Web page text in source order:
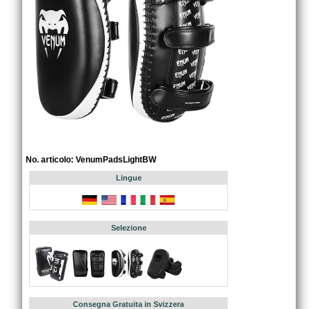
No. articolo: VenumPadsLightBW
Lingue
Selezione
Consegna Gratuita in Svizzera